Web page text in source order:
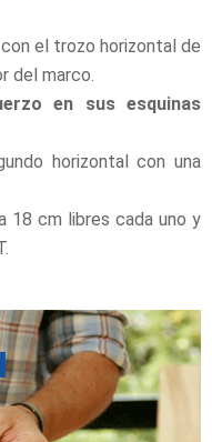
el trozo horizontal de
del marco.
en sus esquinas
horizontal con una
18 cm libres cada uno y